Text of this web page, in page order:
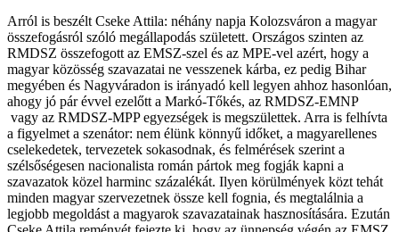
Arról is beszélt Cseke Attila: néhány napja Kolozsváron a magyar
összefogásról szóló megállapodás született. Országos szinten az
RMDSZ összefogott az EMSZ-szel és az MPE-vel azért, hogy a
magyar közösség szavazatai ne vesszenek kárba, ez pedig Bihar
megyében és Nagyváradon is irányadó kell legyen ahhoz hasonlóan,
ahogy jó pár évvel ezelőtt a Markó-Tőkés, az RMDSZ-EMNP
vagy az RMDSZ-MPP egyezségek is megszülettek. Arra is felhívta
a figyelmet a szenátor: nem élünk könnyű időket, a magyarellenes
cselekedetek, tervezetek sokasodnak, és felmérések szerint a
szélsőségesen nacionalista román pártok meg fogják kapni a
szavazatok közel harminc százalékát. Ilyen körülmények közt tehát
minden magyar szervezetnek össze kell fognia, és megtalálnia a
legjobb megoldást a magyarok szavazatainak hasznosítására. Ezután